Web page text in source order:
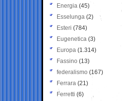
Energia (45)
Esselunga (2)
Esteri (784)
Eugenetica (3)
Europa (1.314)
Fassino (13)
federalismo (167)
Ferrara (21)
Ferretti (6)